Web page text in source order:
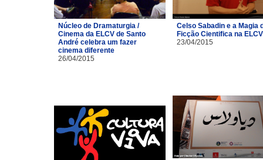
Núcleo de Dramaturgia /
Cinema da ELCV de Santo
André celebra um fazer
cinema diferente
26/04/2015
Celso Sabadin e a Magia
Ficção Cientifica na ELCV
23/04/2015